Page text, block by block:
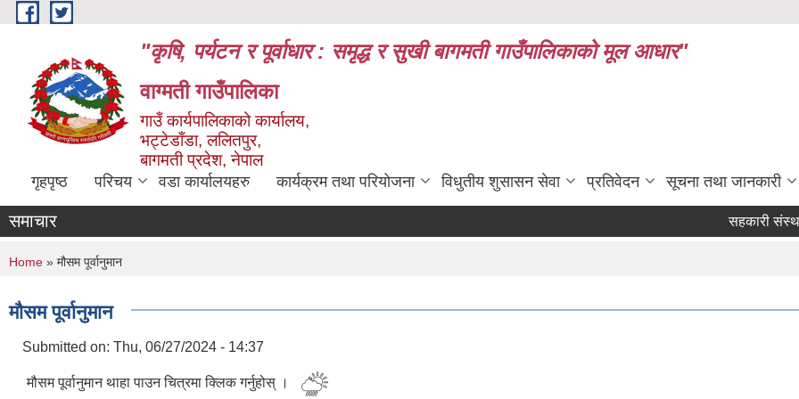
Skip to main content
"कृषि, पर्यटन र पूर्वाधार : समृद्ध र सुखी बागमती गाउँपालिकाको मूल आधार"
वाग्मती गाउँपालिका
गाउँ कार्यपालिकाको कार्यालय,
भट्टेडाँडा, ललितपुर,
बागमती प्रदेश, नेपाल
गृहपृष्ठ परिचय वडा कार्यालयहरु कार्यक्रम तथा परियोजना विधुतीय शुसासन सेवा प्रतिवेदन सूचना तथा जानकारी
समाचार सहकारी
You are here
Home » मौसम पूर्वानुमान
मौसम पूर्वानुमान
Submitted on: Thu, 06/27/2024 - 14:37
मौसम पूर्वानुमान थाहा पाउन चित्रमा क्लिक गर्नुहोस् ।